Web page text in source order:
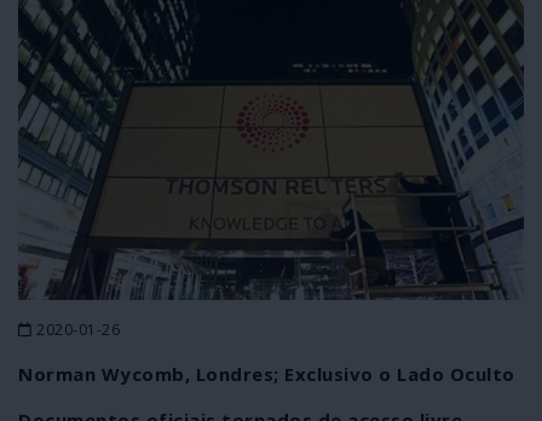
2020-01-26
Norman Wycomb, Londres; Exclusivo o Lado Oculto